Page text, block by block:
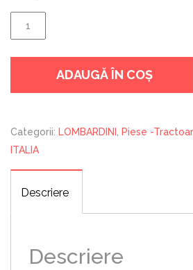
Cantitate
DIUZA
INJECTOR
LOMBARDINI
15LD440
ADAUGĂ ÎN COȘ
Categorii: LOMBARDINI , Piese -
ITALIA
Descriere
Descriere